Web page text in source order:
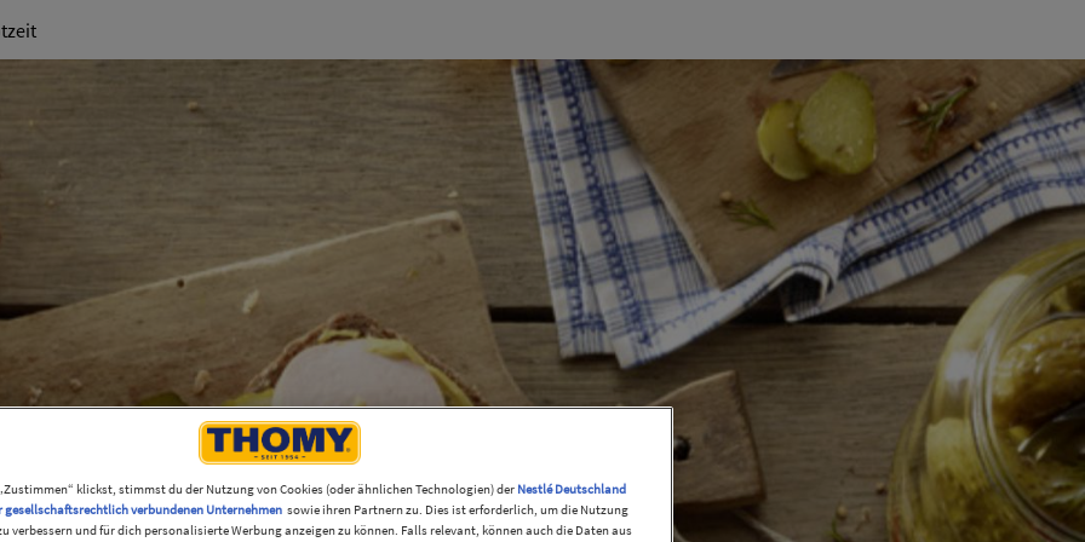
klickst, stimmst du der Nutzung von Cookies (oder ähnlichen Technologien) der Nestlé Deutschland
gesellschaftsrechtlich verbundenen Unternehmen sowie ihren Partnern zu. Dies ist erforderlich, um die Nutzung
verbessern und für dich personalisierte Werbung anzeigen zu können. Falls relevant, können auch die Daten aus